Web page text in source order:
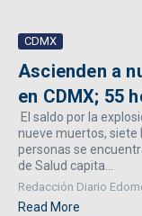
CDMX
Ascienden a
en CDMX; 55
El saldo por la
nueve muertos, siete
personas se
de Salud capita...
Redacción Diario
Read More